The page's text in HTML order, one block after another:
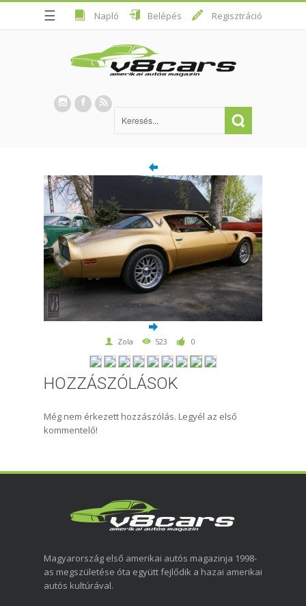
☰ Napló Belépés Regisztráció
Zola 523 0
HOZZÁSZÓLÁSOK
Még nem érkezett hozzászólás. Legyél az első
kommentelő!
Magyarország első amerikai autós magazinja 1998-
as megszületése óta együtt fejlődik a hazai amerikai
autós kultúrával.